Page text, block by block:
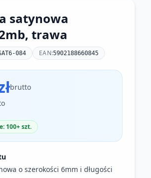
satynowa
trawa
084 EAN:5902188660845
brutto
100+ szt.
o szerokości 6mm i długości